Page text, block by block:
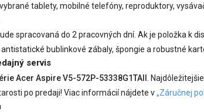
tablety, mobilné telefóny, reproduktory,
spracovaná do 2 pracovných dní. Ak je položka k
bublinkové zábaly, špongie a robustné
servis
Acer Aspire V5-572P-53338G1TAII .
po predaji! Viac informácií nájdete v„Záručnej